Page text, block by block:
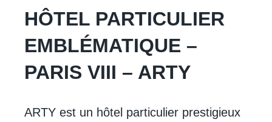
HÔTEL PARTICULIER
EMBLÉMATIQUE –
PARIS VIII – ARTY
ARTY est un hôtel particulier prestigieux